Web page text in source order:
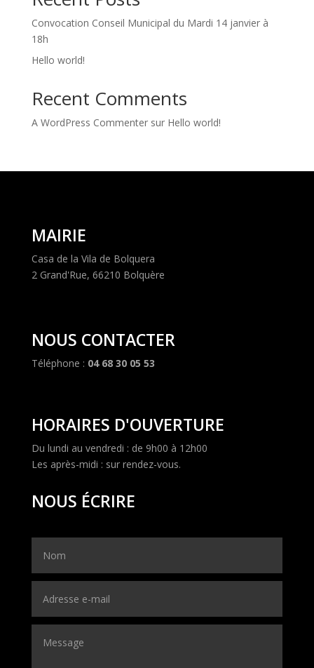
Convocation Conseil Municipal du Mardi 14 janvier à
18h
Hello world!
Recent Comments
A WordPress Commentersur Hello world!
MAIRIE
Casa de la Vila de Bolquera
2 Grand'Rue, 66210 Bolquère
NOUS CONTACTER
Téléphone : 04 68 30 05 53
HORAIRES D'OUVERTURE
Du lundi au vendredi : de 9h00 à 12h00
Les après-midi : sur rendez-vous.
NOUS ÉCRIRE